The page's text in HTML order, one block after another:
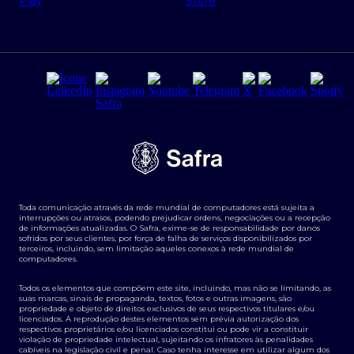
Regras e Parâmetros de Atuação Banco Safra
Segurança da Informação
Tarifas e serviços Pessoa Física
Transparência de remuneração
Termos e Condições para Portabilidade de Investimento
Derivativos
Agronegócios
Toda comunicação através da rede mundial de computadores está sujeita a
interrupções ou atrasos, podendo prejudicar ordens, negociações ou a recepção
de informações atualizadas. O Safra, exime-se de responsabilidade por danos
sofridos por seus clientes, por força de falha de serviços disponibilizados por
terceiros, incluindo, sem limitação aqueles conexos à rede mundial de
computadores.
Todos os elementos que compõem este site, incluindo, mas não se limitando, as
suas marcas, sinais de propaganda, textos, fotos e outras imagens, são
propriedade e objeto de direitos exclusivos de seus respectivos titulares e/ou
licenciados. A reprodução destes elementos sem prévia autorização dos
respectivos proprietários e/ou licenciados constitui ou pode vir a constituir
violação de propriedade intelectual, sujeitando os infratores às penalidades
cabíveis na legislação civil e penal. Caso tenha interesse em utilizar algum dos